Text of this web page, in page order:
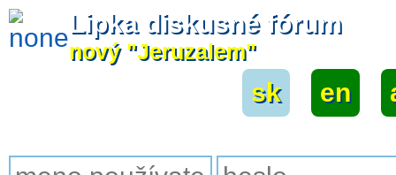
Lipka diskusné fórum
nový "Jeruzalem"
sk en